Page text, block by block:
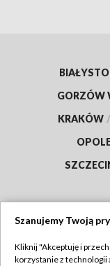
GORZÓW
KRAKÓW /
Szanujemy Twoją
Kliknij "Akceptuję i
korzystanie z technologii